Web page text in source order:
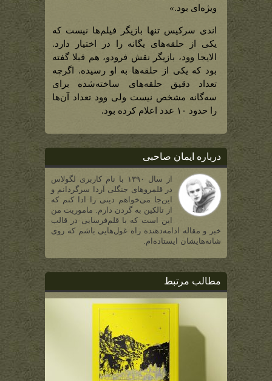
ویژه‌ای بود.»
اندی سرکیس تنها بازیگر فیلم‌ها نیست که
یکی از حلقه‌های یگانه را در اختیار دارد.
الایجا وود، بازیگر نقش فرودو، هم قبلا گفته
بود که یکی از حلقه‌ها به او رسیده. اگرچه
تعداد دقیق حلقه‌های ساخته‌شده برای
سه‌گانه مشخص نیست ولی وود تعداد آن‌ها
را حدود ۱۰ عدد اعلام کرده بود.
درباره ایمان صاحبی
از سال ۱۳۹۰ با نام کاربری لگولاس
در قلمروهای جنگلی آردا سرگردانم و
این‌جا می‌خواهم دینی را ادا کنم که
از تالکین به گردن دارم. ماموریت من
این است که با قلم‌فرسایی در قالب
خبر و مقاله ادامه‌دهنده راه غول‌هایی باشم که روی
شانه‌هایشان ایستاده‌ام.
مطالب مرتبط